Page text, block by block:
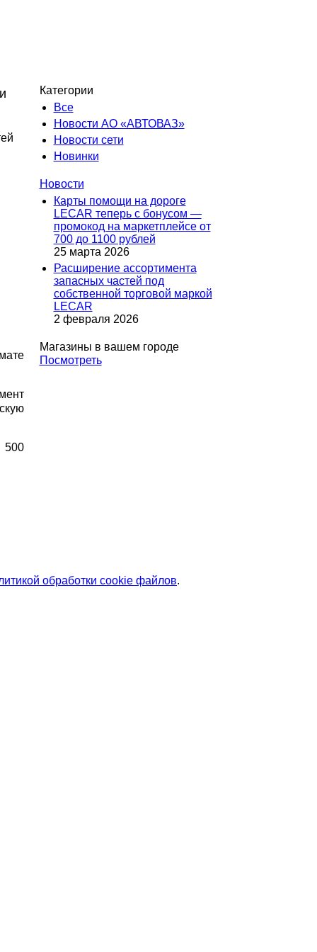
500
Категории
Все
Новости АО «АВТОВАЗ»
Новости сети
Новинки
Новости
Карты помощи на дороге
LECAR теперь с бонусом —
промокод на маркетплейсе от
700 до 1100 рублей
25 марта 2026
Расширение ассортимента
запасных частей под
собственной торговой маркой
LECAR
2 февраля 2026
Магазины в вашем городе
Посмотреть
обработки cookie файлов.